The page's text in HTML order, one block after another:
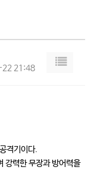
21:48
격기이다.
강력한 무장과 방어력을